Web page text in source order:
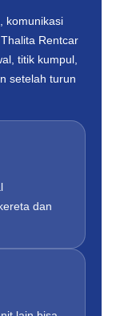
komunikasi
Rentcar
titik kumpul,
setelah turun
dan